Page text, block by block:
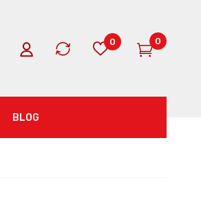
0 0
BLOG